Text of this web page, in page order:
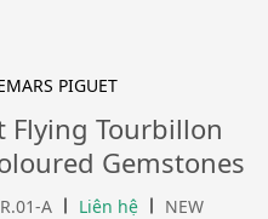
PIGUET
Flying Tourbillon
Gemstones
A Liên hệ NEW